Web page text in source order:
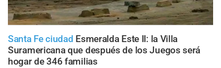
Santa Fe ciudad Esmeralda Este II: la Villa
Suramericana que después de los Juegos será
hogar de 346 familias